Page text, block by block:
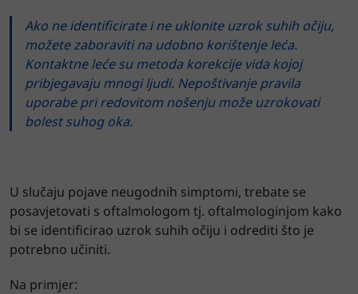
Ako ne identificirate i ne uklonite uzrok suhih očiju,
možete zaboraviti na udobno korištenje leća.
Kontaktne leće su metoda korekcije vida kojoj
pribjegavaju mnogi ljudi. Nepoštivanje pravila
uporabe pri redovitom nošenju može uzrokovati
bolest suhog oka.
U slučaju pojave neugodnih simptomi, trebate se
posavjetovati s oftalmologom tj. oftalmologinjom kako
bi se identificirao uzrok suhih očiju i odrediti što je
potrebno učiniti.
Na primjer: